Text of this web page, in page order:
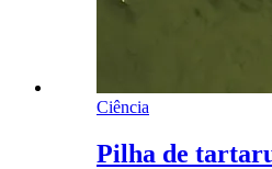
Ciência
Pilha de